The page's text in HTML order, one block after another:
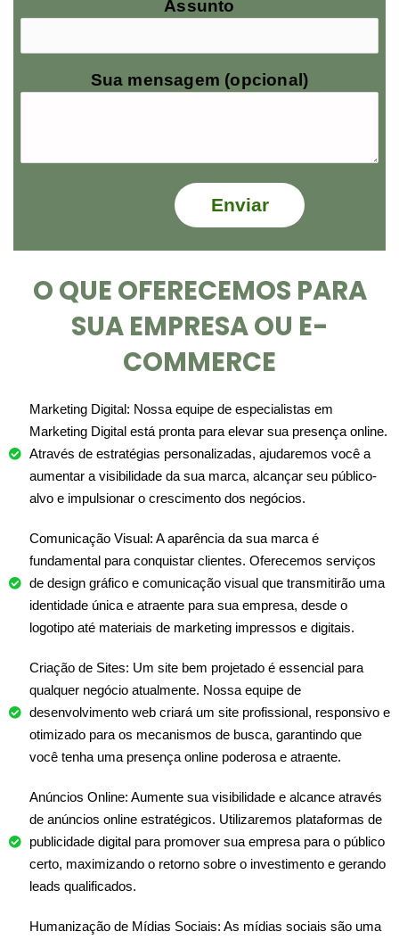
Assunto
Sua mensagem (opcional)
O QUE OFERECEMOS PARA
SUA EMPRESA OU E-
COMMERCE
Marketing Digital: Nossa equipe de especialistas em
Marketing Digital está pronta para elevar sua presença online.
Através de estratégias personalizadas, ajudaremos você a
aumentar a visibilidade da sua marca, alcançar seu público-
alvo e impulsionar o crescimento dos negócios.
Comunicação Visual: A aparência da sua marca é
fundamental para conquistar clientes. Oferecemos serviços
de design gráfico e comunicação visual que transmitirão uma
identidade única e atraente para sua empresa, desde o
logotipo até materiais de marketing impressos e digitais.
Criação de Sites: Um site bem projetado é essencial para
qualquer negócio atualmente. Nossa equipe de
desenvolvimento web criará um site profissional, responsivo e
otimizado para os mecanismos de busca, garantindo que
você tenha uma presença online poderosa e atraente.
Anúncios Online: Aumente sua visibilidade e alcance através
de anúncios online estratégicos. Utilizaremos plataformas de
publicidade digital para promover sua empresa para o público
certo, maximizando o retorno sobre o investimento e gerando
leads qualificados.
Humanização de Mídias Sociais: As mídias sociais são uma